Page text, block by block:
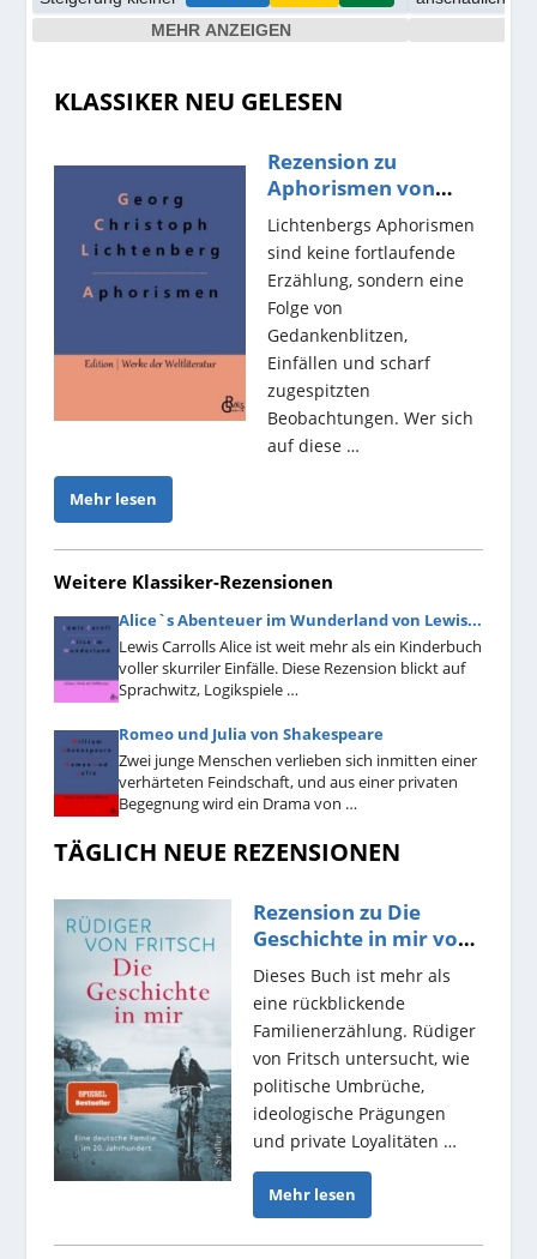
trostlosen Anlage entstehen Witz, Spannung
und formale Konsequenz.
MEHR ANZEIGEN
auf dem Meer
KLASSIKER NEU GELESEN
Rezension zu
Aphorismen von
Lichtenberg
Lichtenbergs Aphorismen
sind keine fortlaufende
Erzählung, sondern eine
Folge von
Gedankenblitzen,
Einfällen und scharf
zugespitzten
Beobachtungen. Wer sich
auf diese …
Mehr lesen
Weitere Klassiker-Rezensionen
Alice`s Abenteuer im Wunderland von Lewis...
Lewis Carrolls Alice ist weit mehr als ein Kinderbuch
voller skurriler Einfälle. Diese Rezension blickt auf
Sprachwitz, Logikspiele …
Romeo und Julia von Shakespeare
Zwei junge Menschen verlieben sich inmitten einer
verhärteten Feindschaft, und aus einer privaten
Begegnung wird ein Drama von …
TÄGLICH NEUE REZENSIONEN
Rezension zu Die
Geschichte in mir von
Rüdiger von...
Dieses Buch ist mehr als
eine rückblickende
Familienerzählung. Rüdiger
von Fritsch untersucht, wie
politische Umbrüche,
ideologische Prägungen
und private Loyalitäten …
Mehr lesen